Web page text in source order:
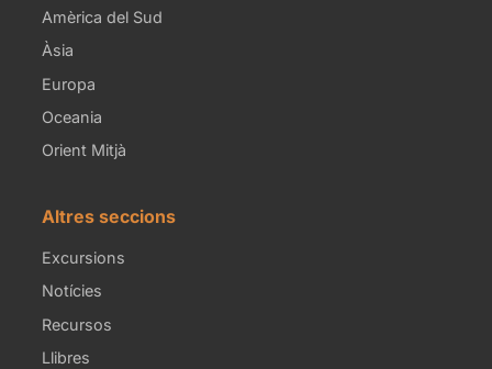
Amèrica del Sud
Àsia
Europa
Oceania
Orient Mitjà
Altres seccions
Excursions
Notícies
Recursos
Llibres